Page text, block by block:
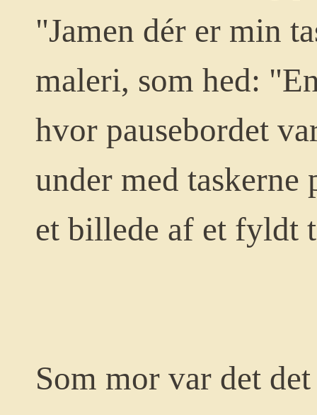
"Jamen dér er min
maleri, som hed:
hvor pausebordet
under med taskerne
et billede af et fyldt
Som mor var det